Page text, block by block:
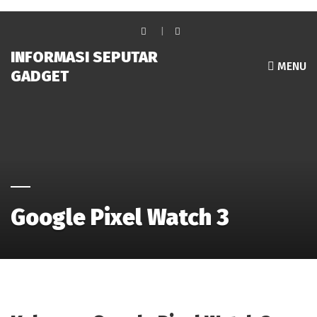
INFORMASI SEPUTAR
GADGET
MENU
Google Pixel Watch 3